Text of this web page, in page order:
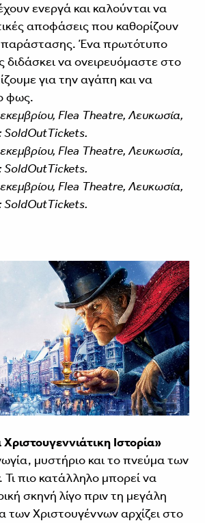
ενεργά και καλούνται να
αποφάσεις που καθορίζουν
παράστασης. Ένα πρωτότυπο
διδάσκει να ονειρευόμαστε στο
για την αγάπη και να
φως.
Flea Theatre, Λευκωσία,
SoldOutTickets.
Flea Theatre, Λευκωσία,
SoldOutTickets.
Flea Theatre, Λευκωσία,
SoldOutTickets.
Ιστορία»
μυστήριο και το πνεύμα των
πιο κατάλληλο μπορεί να
σκηνή λίγο πριν τη μεγάλη
των Χριστουγέννων αρχίζει στο